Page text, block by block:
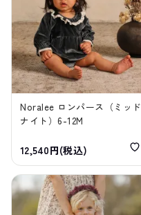
Noralee ロンパース（ミッド
ナイト）6-12M
12,540円(税込)